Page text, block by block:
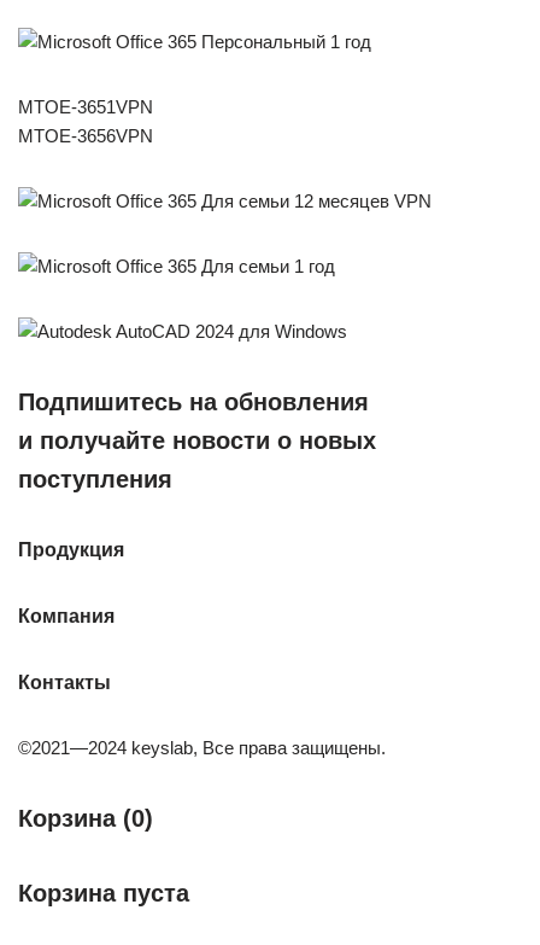
MTOE-3651VPN
MTOE-3656VPN
Подпишитесь на обновления
и получайте новости о новых
поступления
Продукция
Компания
Контакты
©2021—2024 keyslab, Все права защищены.
Корзина (0)
Корзина пуста